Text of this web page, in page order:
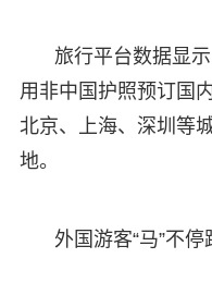
旅行平台数据显
用非中国护照预订国
北京、上海、深圳等
地。
外国游客“马”不停